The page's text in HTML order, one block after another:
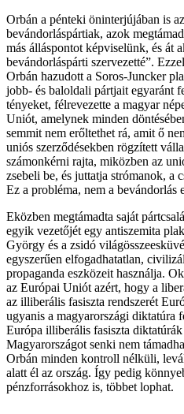
Orbán a pénteki öninterjújában is
bevándorláspártiak, azok
más álláspontot képviselünk, és át
bevándorláspárti szervezetté”.
Orbán hazudott a Soros-Juncker
jobb- és baloldali pártjait egyaránt
tényeket, félrevezette a magyar
Uniót, amelynek minden
semmit nem erőltethet rá, amit ő
uniós szerződésekben rögzített
számonkérni rajta, miközben az
zsebeli be, és juttatja strómanok, a
Ez a probléma, nem a bevándorlás
Eközben megtámadta saját
egyik vezetőjét egy antiszemita
György és a zsidó
egyszerűen elfogadhatatlan,
propaganda eszközeit használja.
az Európai Uniót azért, hogy a
az illiberális fasiszta rendszerét
ugyanis a magyarországi diktatúra
Európa illiberális fasiszta
Magyarországot senki nem
Orbán minden kontroll nélküli,
alatt él az ország. Így pedig
pénzforrásokhoz is, többet lophat.